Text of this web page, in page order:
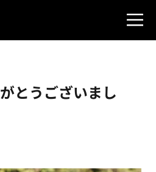
とうございまし